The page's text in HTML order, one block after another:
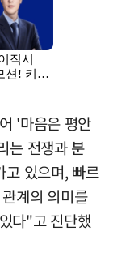
'마음은 평안
는 전쟁과 분
고 있으며, 빠르
계의 의미를
다"고 진단했